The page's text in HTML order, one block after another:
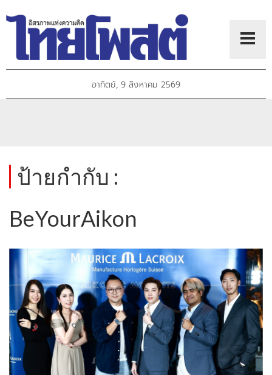
อาทิตย์, 9 สิงหาคม 2569
ป้ายกำกับ :
BeYourAikon